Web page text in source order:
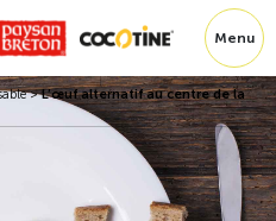
Menu
>L’œuf alternatif au centre de la